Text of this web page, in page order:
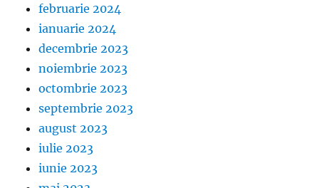
februarie 2024
ianuarie 2024
decembrie 2023
noiembrie 2023
octombrie 2023
septembrie 2023
august 2023
iulie 2023
iunie 2023